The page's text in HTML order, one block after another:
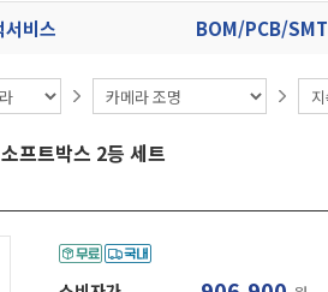
비스 BOM/PCB/SMT
프트박스 2등 세트